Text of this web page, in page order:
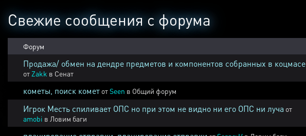
Свежие сообщения с форума
Форум
Продажа/ обмен на дендре предметов и компонентов собранных в коцмасе
от Zakk в Сенат
кометы, поиск комет отSeen в Общий форум
Игрок Месть спиливает ОПС но при этом не видно ни его ОПС ни луча от
amobi в Ловим баги